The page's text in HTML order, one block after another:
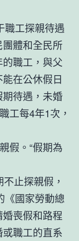
職工探親待遇
體和全民所
職工，與父
在公休假日
待遇，未婚
工每4年1次，
假。“假期為
止探親假，
《國家勞動總
喪假和路程
職工的直系